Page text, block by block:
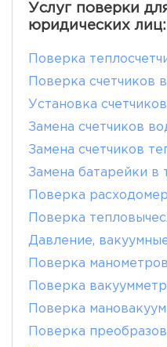
Услуг поверки
юридических лиц:
Поверка
Поверка счетчиков
Установка
Замена счетчиков
Замена счетчиков
Замена батарейки в
Поверка
Поверка
Давление,
Поверка манометров
Поверка
Поверка
Поверка